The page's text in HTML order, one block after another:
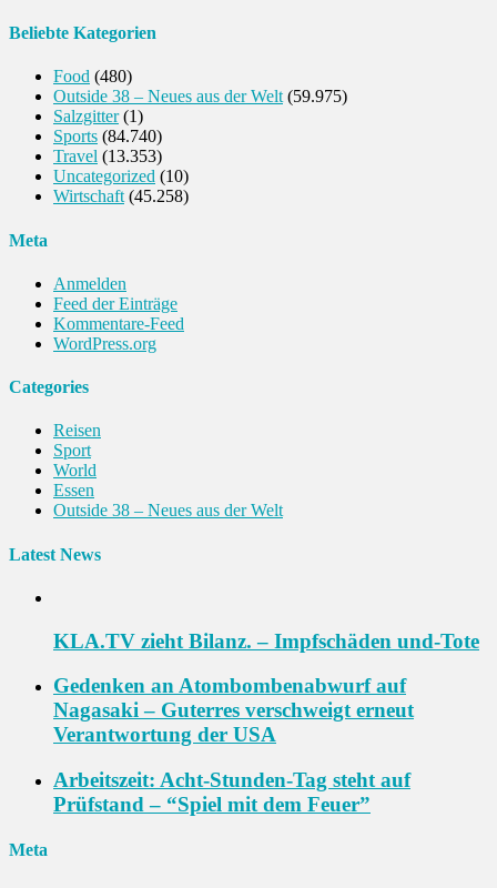
Beliebte Kategorien
Food (480)
Outside 38 – Neues aus der Welt (59.975)
Salzgitter(1)
Sports (84.740)
Travel (13.353)
Uncategorized (10)
Wirtschaft (45.258)
Meta
Anmelden
Feed der Einträge
Kommentare-Feed
WordPress.org
Categories
Reisen
Sport
World
Essen
Outside 38 – Neues aus der Welt
Latest News
KLA.TV zieht Bilanz. – Impfschäden und-Tote
Gedenken an Atombombenabwurf auf
Nagasaki – Guterres verschweigt erneut
Verantwortung der USA
Arbeitszeit: Acht-Stunden-Tag steht auf
Prüfstand – “Spiel mit dem Feuer”
Meta